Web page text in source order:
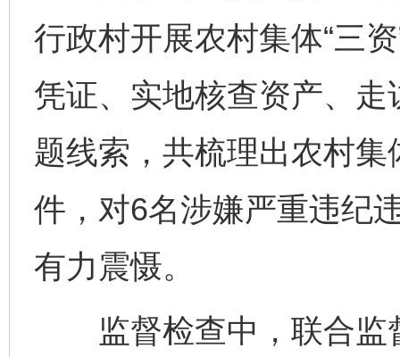
行政村开展农村集体“三
凭证、实地核查资产、
题线索，共梳理出农村集
件，对6名涉嫌严重违纪
有力震慑。
监督检查中，联合监